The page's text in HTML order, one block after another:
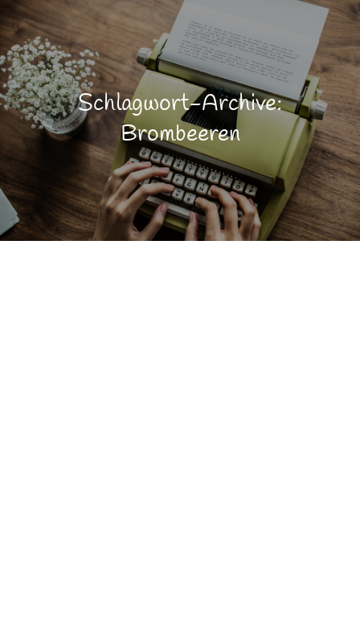
Schlagwort-Archive:
Brombeeren